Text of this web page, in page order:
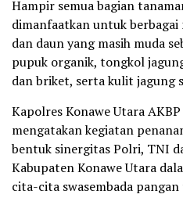
Hampir semua bagian
dimanfaatkan untuk berbagai
dan daun yang masih muda
pupuk organik, tongkol
dan briket, serta kulit jagung
Kapolres Konawe Utara
mengatakan kegiatan
bentuk sinergitas Polri, TNI
Kabupaten Konawe Utara
cita-cita swasembada